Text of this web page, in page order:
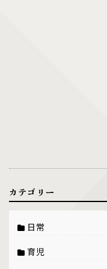
カテゴリー
日常
育児